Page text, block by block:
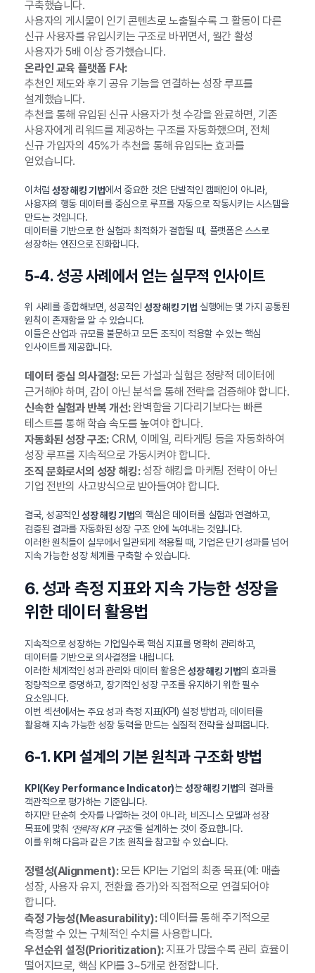
구축했습니다.
사용자의 게시물이 인기 콘텐츠로 노출될수록 그 활동이 다른
신규 사용자를 유입시키는 구조로 바뀌면서, 월간 활성
사용자가 5배 이상 증가했습니다.
온라인 교육 플랫폼 F사:
추천인 제도와 후기 공유 기능을 연결하는 성장 루프를
설계했습니다.
추천을 통해 유입된 신규 사용자가 첫 수강을 완료하면, 기존
사용자에게 리워드를 제공하는 구조를 자동화했으며, 전체
신규 가입자의 45%가 추천을 통해 유입되는 효과를
얻었습니다.
이처럼 성장 해킹 기법에서 중요한 것은 단발적인 캠페인이 아니라,
사용자의 행동 데이터를 중심으로 루프를 자동으로 작동시키는 시스템을
만드는 것입니다.
데이터를 기반으로 한 실험과 최적화가 결합될 때, 플랫폼은 스스로
성장하는 엔진으로 진화합니다.
5-4. 성공 사례에서 얻는 실무적 인사이트
위 사례를 종합해보면, 성공적인성장 해킹 기법 실행에는 몇 가지 공통된
원칙이 존재함을 알 수 있습니다.
이들은 산업과 규모를 불문하고 모든 조직이 적용할 수 있는 핵심
인사이트를 제공합니다.
데이터 중심 의사결정:모든 가설과 실험은 정량적 데이터에
근거해야 하며, 감이 아닌 분석을 통해 전략을 검증해야 합니다.
신속한 실험과 반복 개선:완벽함을 기다리기보다는 빠른
테스트를 통해 학습 속도를 높여야 합니다.
자동화된 성장 구조:CRM, 이메일, 리타게팅 등을 자동화하여
성장 루프를 지속적으로 가동시켜야 합니다.
조직 문화로서의 성장 해킹:성장 해킹을 마케팅 전략이 아닌
기업 전반의 사고방식으로 받아들여야 합니다.
결국, 성공적인성장 해킹 기법의 핵심은 데이터를 실험과 연결하고,
검증된 결과를 자동화된 성장 구조 안에 녹여내는 것입니다.
이러한 원칙들이 실무에서 일관되게 적용될 때, 기업은 단기 성과를 넘어
지속 가능한 성장 체계를 구축할 수 있습니다.
6. 성과 측정 지표와 지속 가능한 성장을
위한 데이터 활용법
지속적으로 성장하는 기업일수록 핵심 지표를 명확히 관리하고,
데이터를 기반으로 의사결정을 내립니다.
이러한 체계적인 성과 관리와 데이터 활용은성장 해킹 기법의 효과를
정량적으로 증명하고, 장기적인 성장 구조를 유지하기 위한 필수
요소입니다.
이번 섹션에서는 주요 성과 측정 지표(KPI) 설정 방법과, 데이터를
활용해 지속 가능한 성장 동력을 만드는 실질적 전략을 살펴봅니다.
6-1. KPI 설계의 기본 원칙과 구조화 방법
KPI(Key Performance Indicator)는성장 해킹 기법의 결과를
객관적으로 평가하는 기준입니다.
하지만 단순히 숫자를 나열하는 것이 아니라, 비즈니스 모델과 성장
목표에 맞춰 ‘전략적 KPI 구조’를 설계하는 것이 중요합니다.
이를 위해 다음과 같은 기초 원칙을 참고할 수 있습니다.
정렬성(Alignment):모든 KPI는 기업의 최종 목표(예: 매출
성장, 사용자 유지, 전환율 증가)와 직접적으로 연결되어야
합니다.
측정 가능성(Measurability):데이터를 통해 주기적으로
측정할 수 있는 구체적인 수치를 사용합니다.
우선순위 설정(Prioritization):지표가 많을수록 관리 효율이
떨어지므로, 핵심 KPI를 3~5개로 한정합니다.